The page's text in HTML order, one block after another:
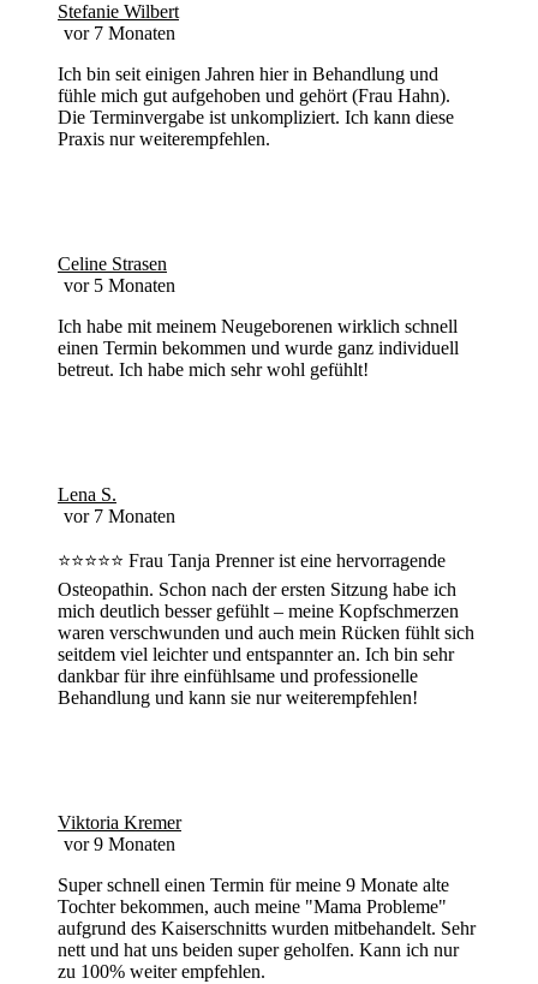
Stefanie Wilbert
vor 7 Monaten
Ich bin seit einigen Jahren hier in Behandlung und
fühle mich gut aufgehoben und gehört (Frau Hahn).
Die Terminvergabe ist unkompliziert. Ich kann diese
Praxis nur weiterempfehlen.
Celine Strasen
vor 5 Monaten
Ich habe mit meinem Neugeborenen wirklich schnell
einen Termin bekommen und wurde ganz individuell
betreut. Ich habe mich sehr wohl gefühlt!
Lena S.
vor 7 Monaten
⭐️⭐️⭐️⭐️⭐️ Frau Tanja Prenner ist eine hervorragende
Osteopathin. Schon nach der ersten Sitzung habe ich
mich deutlich besser gefühlt – meine Kopfschmerzen
waren verschwunden und auch mein Rücken fühlt sich
seitdem viel leichter und entspannter an. Ich bin sehr
dankbar für ihre einfühlsame und professionelle
Behandlung und kann sie nur weiterempfehlen!
Viktoria Kremer
vor 9 Monaten
Super schnell einen Termin für meine 9 Monate alte
Tochter bekommen, auch meine "Mama Probleme"
aufgrund des Kaiserschnitts wurden mitbehandelt. Sehr
nett und hat uns beiden super geholfen. Kann ich nur
zu 100% weiter empfehlen.